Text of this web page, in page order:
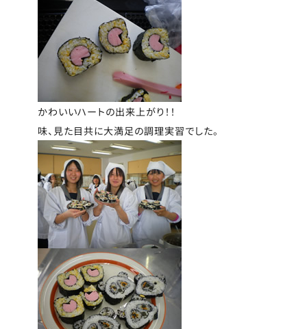
かわいいハートの出来上がり！！
味、見た目共に大満足の調理実習でした。